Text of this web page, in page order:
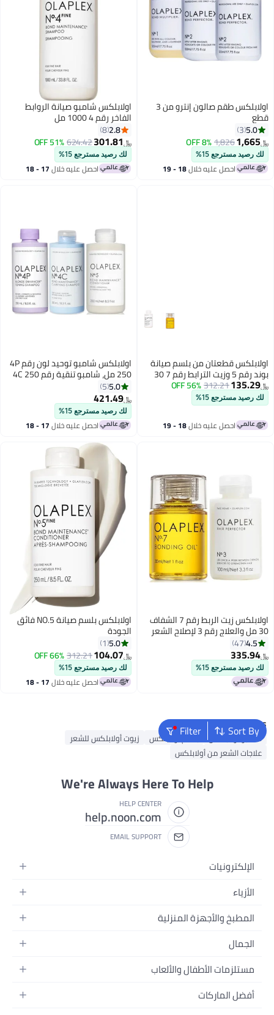
اولابلكس طقم صالون إنترو من 3
قطع
5.0
3
﷼‏1,665
1,826
8% OFF
لك رصيد مسترجع 15%
احصل عليه خلال 18 - 19
اولابلكس شامبو صيانة الروابط
الفاخر رقم 4 1000 مل
2.8
8
﷼‏301.81
624.42
51% OFF
لك رصيد مسترجع 15%
احصل عليه خلال 17 - 18
اولابلكس قطعتان من بلسم صيانة
بوند رقم 5 وزيت الترابط رقم 7 30
مل
﷼‏135.29
312.21
56% OFF
لك رصيد مسترجع 15%
احصل عليه خلال 18 - 19
اولابلكس شامبو توحيد لون رقم 4P
250 مل، شامبو تنقية رقم 4C 250
مل وبلسم رقم 5 بوند 250 مل
5.0
5
﷼‏421.49
لك رصيد مسترجع 15%
احصل عليه خلال 17 - 18
اولابلكس زيت الربط رقم 7 الشفاف
30 مل والعلاج رقم 3 لإصلاح الشعر
المثالي 100 مل
4.5
47
﷼‏335.94
لك رصيد مسترجع 15%
اولابلكس بلسم صيانة NO.5 فائق
الجودة
5.0
1
﷼‏104.07
312.21
66% OFF
لك رصيد مسترجع 15%
احصل عليه خلال 17 - 18
Sort By
FilterPopular Searches
شامبو أولابلكس بلسم أولابلكس
زيوت أولابلكس للشعر
علاجات الشعر من أولابلكس
We're Always Here To Help
HELP CENTER
help.noon.com
EMAIL SUPPORT
الإلكترونيات
الجوالات
اللابتوبات
الأجهزة المنزلية
التلفزيونات
السماعات
الأزياء
أزياء نسائية
أزياء البنات
أزياء الأولاد
المجوهرات
المطبخ والأجهزة المنزلية
الحمام
المطبخ والسفرة
أدوات وتحسين المنزل
الجمال
العطور
العناية بالشعر
مستلزمات الأطفال والألعاب
الحفاضات
أفضل الماركات